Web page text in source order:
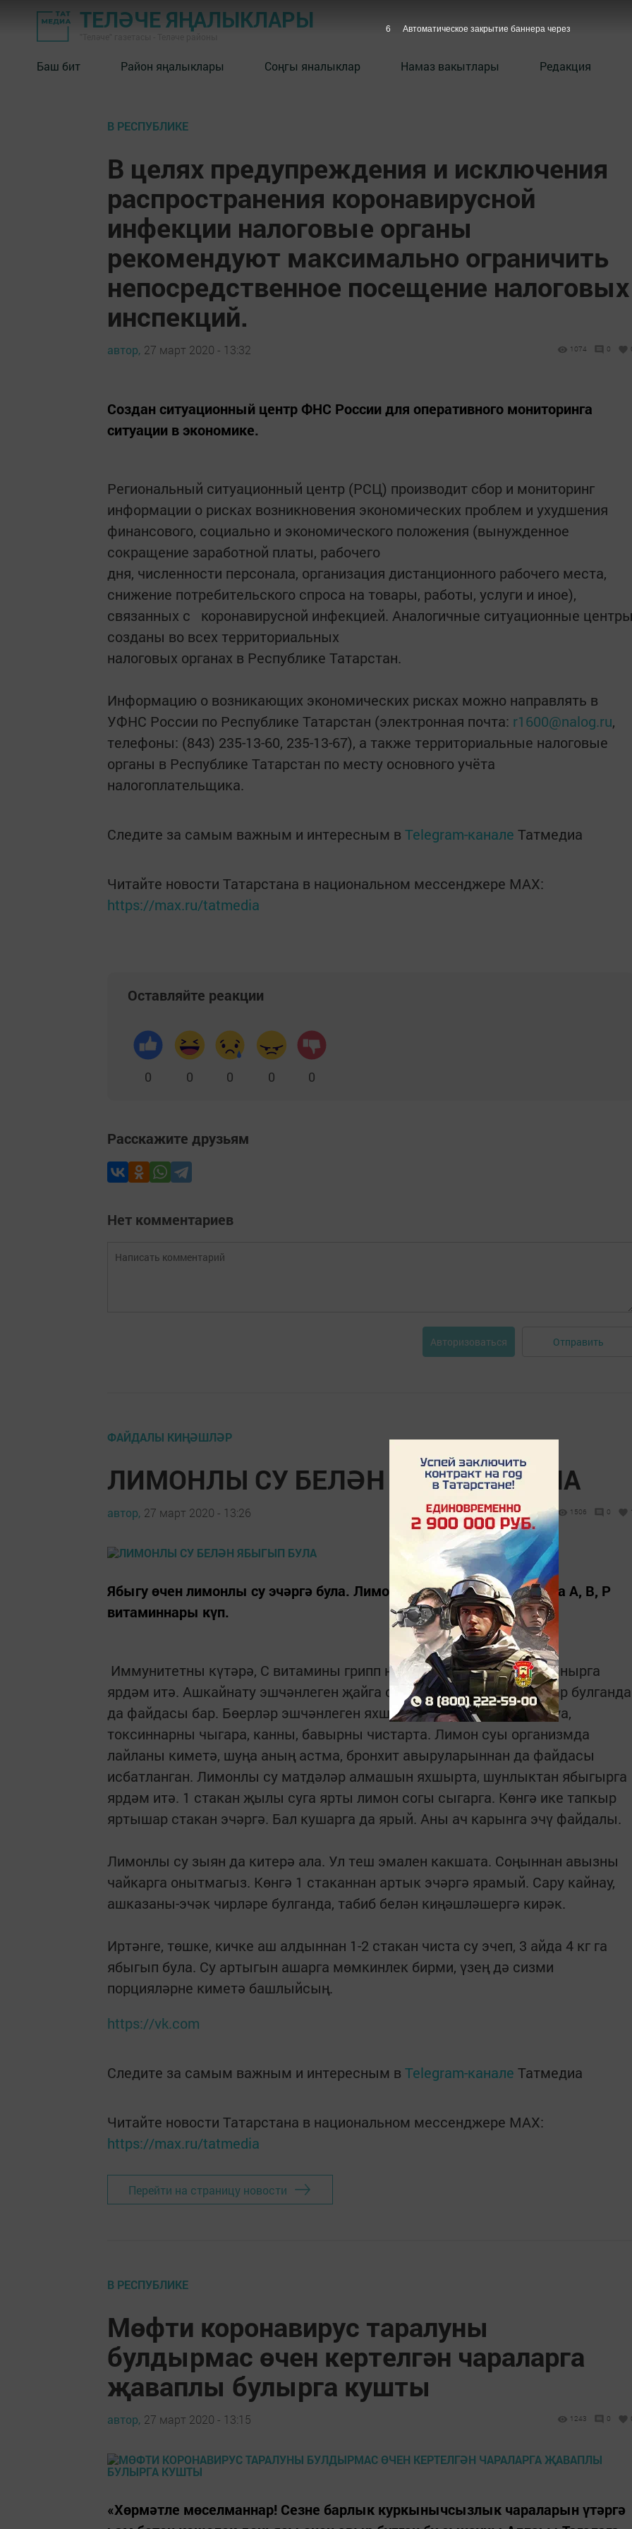
ТЕЛӘЧЕ ЯҢАЛЫКЛАРЫ
Баш бит Район яңалыклары Соңгы яналыклар Намаз вакытлары Редакция
В РЕСПУБЛИКЕ
В целях предупреждения и исключения
распространения коронавирусной
инфекции налоговые органы
рекомендуют максимально ограничить
непосредственное посещение налоговых
инспекций.
автор, 27 март 2020 - 13:32 1074 0
Создан ситуационный центр ФНС России для оперативного мониторинга
ситуации в экономике.
Региональный ситуационный центр (РСЦ) производит сбор и мониторинг
информации о рисках возникновения экономических проблем и ухудшения
финансового, социально и экономического положения (вынужденное
сокращение заработной платы, рабочего
дня, численности персонала, организация дистанционного рабочего места,
снижение потребительского спроса на товары, работы, услуги и иное),
связанных с коронавирусной инфекцией. Аналогичные ситуационные
созданы во всех территориальных
налоговых органах в Республике Татарстан.
Информацию о возникающих экономических рисках можно направлять в
УФНС России по Республике Татарстан (электронная почта: r1600@nalog.ru,
телефоны: (843) 235-13-60, 235-13-67), а также территориальные налоговые
органы в Республике Татарстан по месту основного учёта
налогоплательщика.
Следите за самым важным и интересным в Telegram-канале Татмедиа
Читайте новости Татарстана в национальном мессенджере MАХ:
https://max.ru/tatmedia
Оставляйте реакции
0 0 0 0 0
Расскажите друзьям
Нет комментариев
Авторизоваться Отправить
ФАЙДАЛЫ КИҢӘШЛӘР
ЛИМОНЛЫ СУ БЕЛӘН ЯБЫГЫП БУЛА
автор, 27 март 2020 - 13:26 1506 0
Ябыгу өчен лимонлы су эчәргә була. Лимон С витаминына бай. Анда А, В, Р
витаминнары күп.
Иммунитетны күтәрә, С витамины грипп һәм салкын тиюдән сакланырга
ярдәм итә. Ашкайнату эшчәнлеген җайга сала, эч күперү, паразитлар булганда
да файдасы бар. Бөерләр эшчәнлеген яхшырта, бәвелне, үт суын куа,
токсиннарны чыгара, канны, бавырны чистарта. Лимон суы организмда
лайланы киметә, шуңа аның астма, бронхит авыруларыннан да файдасы
исбатланган. Лимонлы су матдәләр алмашын яхшырта, шунлыктан ябыгырга
ярдәм итә. 1 стакан җылы суга ярты лимон согы сыгарга. Көнгә ике тапкыр
яртышар стакан эчәргә. Бал кушарга да ярый. Аны ач карынга эчү файдалы.
Лимонлы су зыян да китерә ала. Ул теш эмален какшата. Соңыннан авызны
чайкарга онытмагыз. Көнгә 1 стаканнан артык эчәргә ярамый. Сару кайнау,
ашказаны-эчәк чирләре булганда, табиб белән киңәшләшергә кирәк.
Иртәнге, төшке, кичке аш алдыннан 1-2 стакан чиста су эчеп, 3 айда 4 кг га
ябыгып була. Су артыгын ашарга мөмкинлек бирми, үзең дә сизми
порцияләрне киметә башлыйсың.
https://vk.com
Следите за самым важным и интересным в Telegram-канале Татмедиа
Читайте новости Татарстана в национальном мессенджере MАХ:
https://max.ru/tatmedia
Перейти на страницу новости
В РЕСПУБЛИКЕ
Мөфти коронавирус таралуны
булдырмас өчен кертелгән чараларга
җаваплы булырга кушты
автор, 27 март 2020 - 13:15 1243 0
«Хөрмәтле мөселманнар! Сезне барлык куркынычсызлык чараларын үтәргә
5 Автоматическое закрытие баннера через